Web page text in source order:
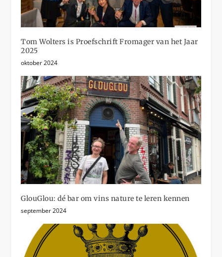
Tom Wolters is Proefschrift Fromager van het Jaar
2025
oktober 2024
GlouGlou: dé bar om vins nature te leren kennen
september 2024